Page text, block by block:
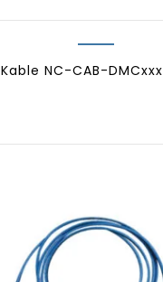
Kable NC-CAB-DMCxxx